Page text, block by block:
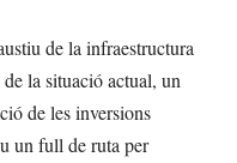
de la infraestructura
la situació actual, un
de les inversions
un full de ruta per